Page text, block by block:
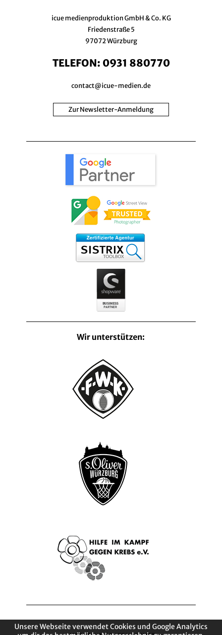
icue medienproduktion GmbH & Co. KG
Friedenstraße 5
97072 Würzburg
TELEFON: 0931 880770
contact@icue-medien.de
Zur Newsletter-Anmeldung
Wir unterstützen:
Unsere Webseite verwendet Cookies und Google Analytics